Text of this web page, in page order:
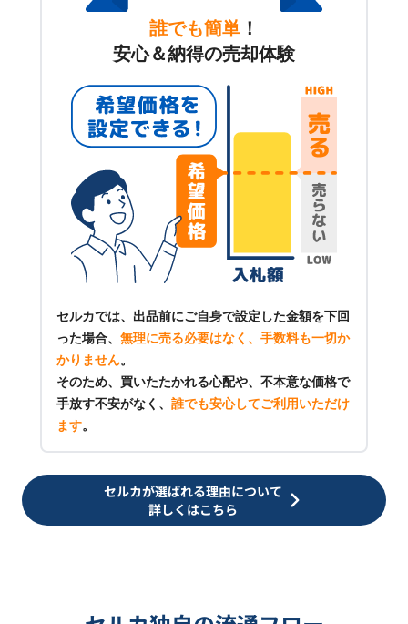
誰でも簡単 ！
安心＆納得の売却体験
セルカでは、出品前にご自身で設定した金額を下回
った場合、 無理に売る必要はなく、手数料も一切か
かりません。
そのため、買いたたかれる心配や、不本意な価格で
手放す不安がなく、 誰でも安心してご利用いただけ
ます。
セルカが選ばれる理由について
詳しくはこちら